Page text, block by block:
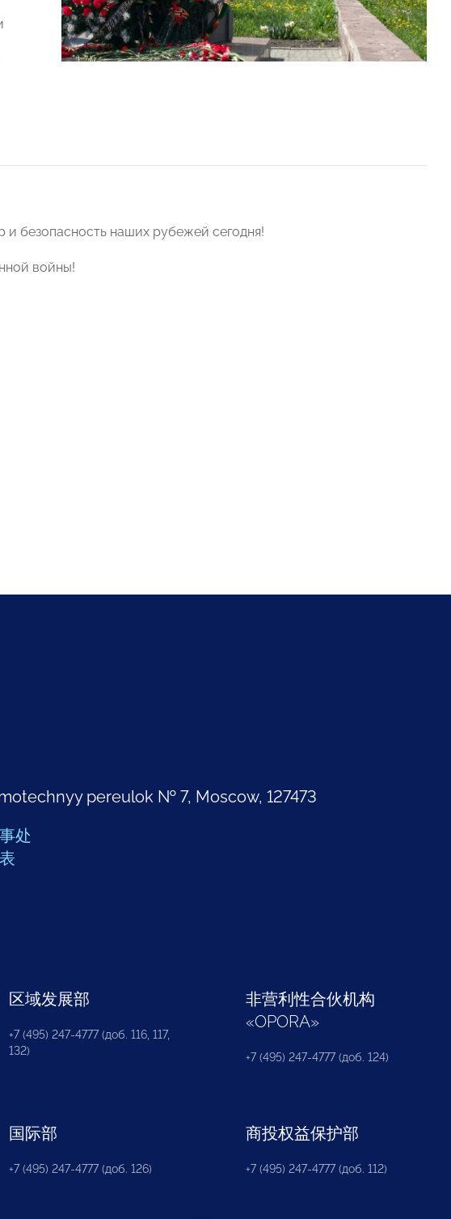
безопасность наших рубежей сегодня!
войны!
pereulok № 7, Moscow, 127473
处
区域发展部
+7 (495) 247-4777 (доб. 116, 117,
132)
非营利性合伙机构
«OPORA»
+7 (495) 247-4777 (доб. 124)
国际部
+7 (495) 247-4777 (доб. 126)
商投权益保护部
+7 (495) 247-4777 (доб. 112)